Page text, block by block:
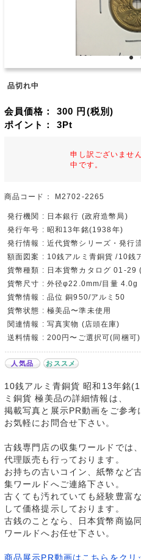
品切れ中
会員価格： 300 円(税別)
ポイント： 3Pt
申し訳ございませ
中です。
商品コード： M2702-2265
発行機関 : 日本銀行 (政府造幣局)
発行年号 : 昭和13年銘(1938年)
発行情報 : 近代貨幣シリーズ・発行
額面図案 : 10銭アルミ青銅貨 /10銭
貨幣種類 : 日本貨幣カタログ 01-29
貨幣尺寸 : 外径φ22.0mm/目量 4.0g
貨幣情報 : 品位 銅950/アルミ50
貨幣状態 : 極美品〜準未使用
関連情報 : 写真実物 (店頭在庫)
送料情報 : 200円〜ご選択可(同梱可)
人気品 おススメ
10銭アルミ青銅貨 昭和13年銘
ミ銅貨 極美品の詳細情報は、
掲載写真と展示PR動画をご参考
お気軽にお問合せ下さい。
古銭専門店の収集ワールドでは
代理販売も行っております。
お持ちの古いコイン、紙幣など
集ワールドへご連絡下さい。
古くても汚れていても経験豊富
して価格提示しております。
古銭のことなら、日本貨幣商協
ワールドへお任せ下さい。
商品展示PR動画はこちらをク